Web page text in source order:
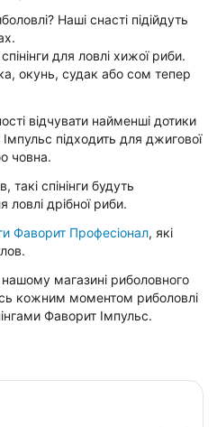
Наші снасті підійдуть
для ловлі хижої риби.
окунь, судак або сом тепер
відчувати найменші дотики
підходить для джигової
човна.
спінінги будуть
ловлі дрібної риби.
Фаворит Професіонал, які
нашому магазині риболовного
кожним моментом риболовлі
Фаворит Імпульс.